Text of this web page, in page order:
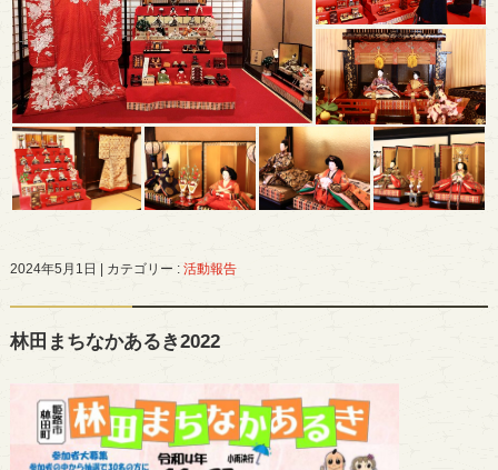
2024年5月1日 カテゴリー : 活動報告
林田まちなかあるき2022